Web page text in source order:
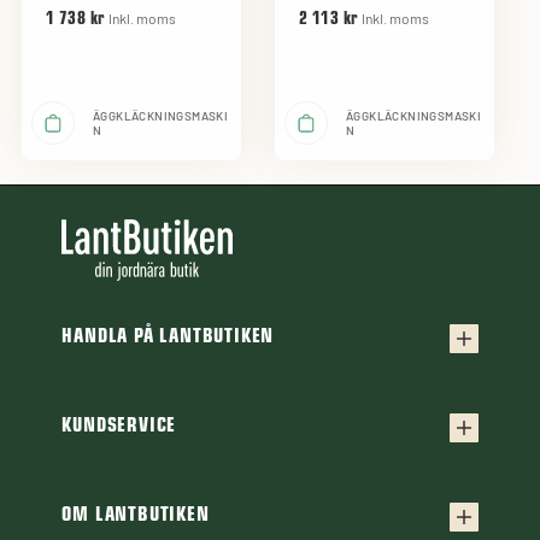
1 738 kr Inkl. moms
ÄGGKLÄCKNINGSMASKI
N
2 113 kr Inkl. moms
ÄGGKLÄCKNINGSMASKI
N
HANDLA PÅ LANTBUTIKEN
Frakt & leverans
Finansiering
KUNDSERVICE
Frågor & svar
OM LANTBUTIKEN